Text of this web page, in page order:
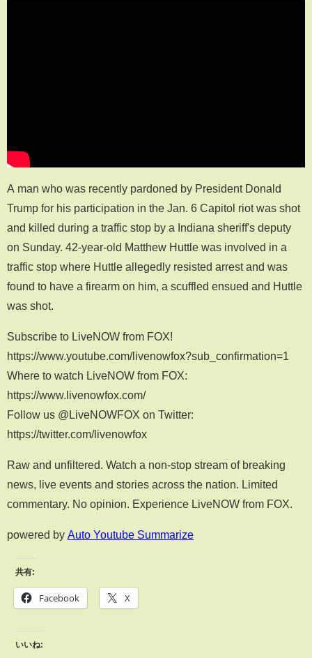
A man who was recently pardoned by President Donald
Trump for his participation in the Jan. 6 Capitol riot was shot
and killed during a traffic stop by a Indiana sheriff's deputy
on Sunday. 42-year-old Matthew Huttle was involved in a
traffic stop where Huttle allegedly resisted arrest and was
found to have a firearm on him, a scuffled ensued and Huttle
was shot.
Subscribe to LiveNOW from FOX!
https://www.youtube.com/livenowfox?sub_confirmation=1
Where to watch LiveNOW from FOX:
https://www.livenowfox.com/
Follow us @LiveNOWFOX on Twitter:
https://twitter.com/livenowfox
Raw and unfiltered. Watch a non-stop stream of breaking
news, live events and stories across the nation. Limited
commentary. No opinion. Experience LiveNOW from FOX.
powered by Auto Youtube Summarize
共有:
Facebook X
いいね: